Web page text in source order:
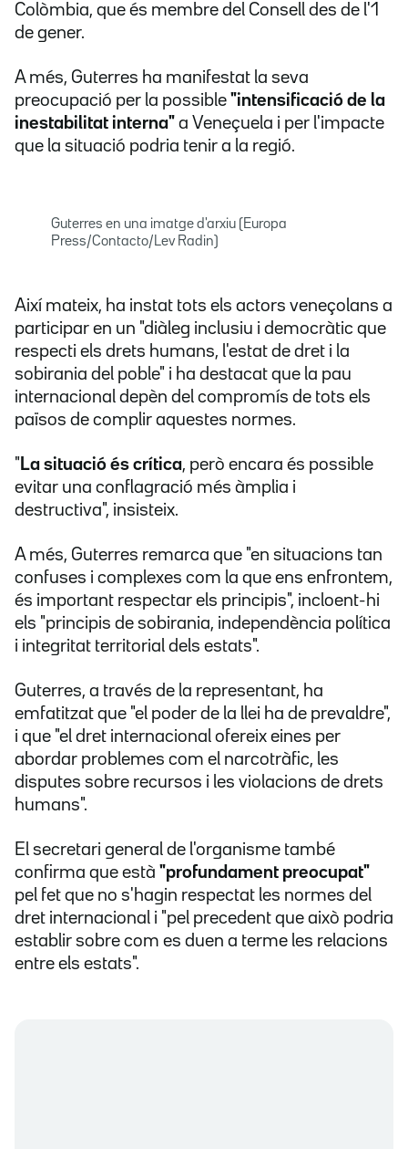
Colòmbia, que és membre del Consell des de l'1
de gener.
A més, Guterres ha manifestat la seva
preocupació per la possible "intensificació de la
inestabilitat interna" a Veneçuela i per l'impacte
que la situació podria tenir a la regió.
Guterres en una imatge d'arxiu (Europa
Press/Contacto/Lev Radin)
Així mateix, ha instat tots els actors veneçolans a
participar en un "diàleg inclusiu i democràtic que
respecti els drets humans, l'estat de dret i la
sobirania del poble" i ha destacat que la pau
internacional depèn del compromís de tots els
països de complir aquestes normes.
" La situació és crítica, però encara és possible
evitar una conflagració més àmplia i
destructiva", insisteix.
A més, Guterres remarca que "en situacions tan
confuses i complexes com la que ens enfrontem,
és important respectar els principis", incloent-hi
els "principis de sobirania, independència política
i integritat territorial dels estats".
Guterres, a través de la representant, ha
emfatitzat que "el poder de la llei ha de prevaldre",
i que "el dret internacional ofereix eines per
abordar problemes com el narcotràfic, les
disputes sobre recursos i les violacions de drets
humans".
El secretari general de l'organisme també
confirma que està "profundament preocupat"
pel fet que no s'hagin respectat les normes del
dret internacional i "pel precedent que això podria
establir sobre com es duen a terme les relacions
entre els estats".